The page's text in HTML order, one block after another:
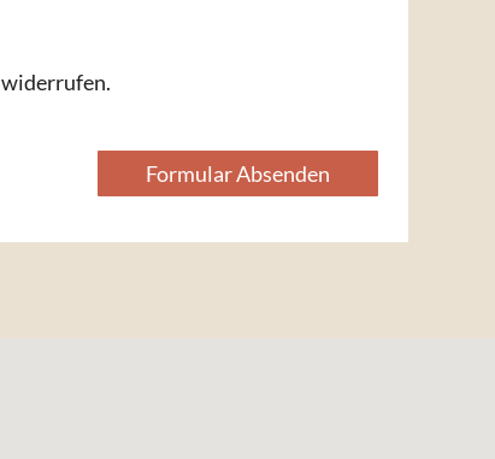
widerrufen.
Formular Absenden